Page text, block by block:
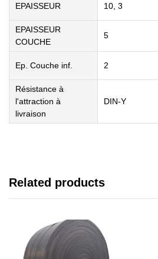
EPAISSEUR 10, 3
EPAISSEUR
COUCHE
5
Ep. Couche inf. 2
Résistance à
l'attraction à
livraison
DIN-Y
Related products